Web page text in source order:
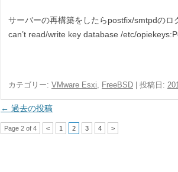
サーバーの再構築をしたらpostfix/smtpdの
can’t read/write key database /etc/
カテゴリー: VMware Esxi, FreeBSD | 投稿日:
投
稿
← 過去の投稿
Page 2 of 4 < 1 2 3 4 >